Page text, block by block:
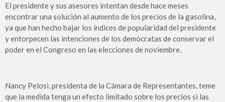
El presidente y sus asesores intentan desde hace meses
encontrar una solución al aumento de los precios de la gasolina,
ya que han hecho bajar los índices de popularidad del presidente
y entorpecen las intenciones de los demócratas de conservar el
poder en el Congreso en las elecciones de noviembre.
Nancy Pelosi, presidenta de la Cámara de Representantes, teme
que la medida tenga un efecto limitado sobre los precios si las